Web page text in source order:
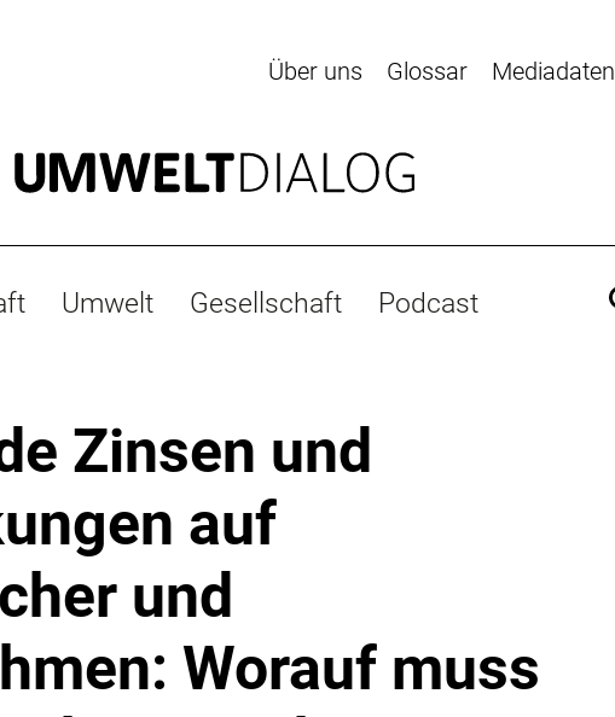
Über uns Glossar Mediadaten
Umwelt Gesellschaft Podcast
Zinsen und
auf
und
Worauf muss